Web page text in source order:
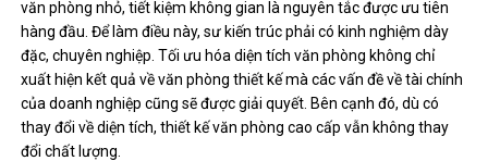
văn phòng nhỏ, tiết kiệm không gian là nguyên tắc được ưu tiên
hàng đầu. Để làm điều này, sư kiến ​​trúc phải có kinh nghiệm dày
đặc, chuyên nghiệp. Tối ưu hóa diện tích văn phòng không chỉ
xuất hiện kết quả về văn phòng thiết kế mà các vấn đề về tài chính
của doanh nghiệp cũng sẽ được giải quyết. Bên cạnh đó, dù có
thay đổi về diện tích, thiết kế văn phòng cao cấp vẫn không thay
đổi chất lượng.